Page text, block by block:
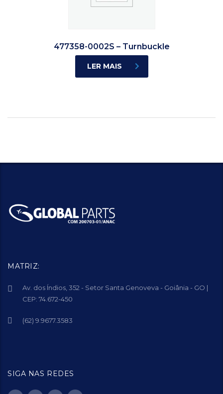
477358-0002S – Turnbuckle
LER MAIS
MATRIZ:
Av. dos Índios, 352 - Setor Santa Genoveva - Goiânia - GO |
CEP: 74.672-450
(62) 9.9677.3583
SIGA NAS REDES